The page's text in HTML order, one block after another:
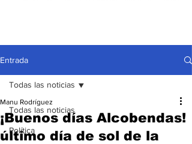
Entrada
Todas las noticias
Política
Todas las noticias
¡Buenos días Alcobendas!
último día de sol de la
Manu Rodríguez